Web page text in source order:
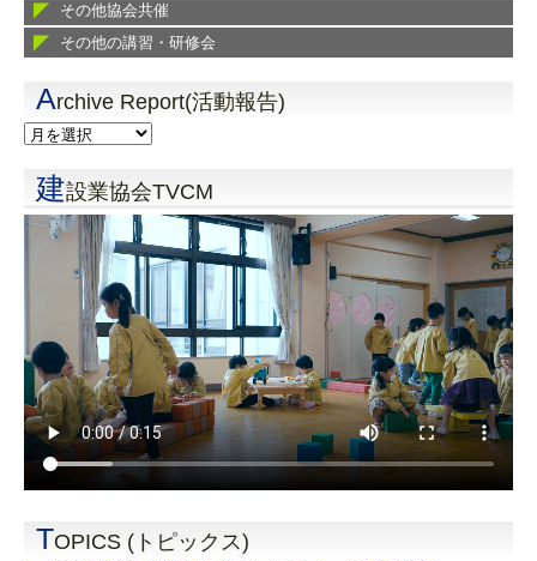
その他協会共催
その他の講習・研修会
Archive Report(活動報告)
建設業協会TVCM
TOPICS (トピックス)